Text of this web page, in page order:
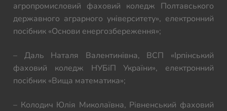
агропромисловий фаховий коледж Полтавського
державного аграрного університету», електронний
посібник «Основи енергозбереження»;
– Даль Наталя Валентинівна, ВСП «Ірпінський
фаховий коледж НУБіП України», електронний
посібник «Вища математика»;
– Колодич Юлія Миколаївна, Рівненський фаховий